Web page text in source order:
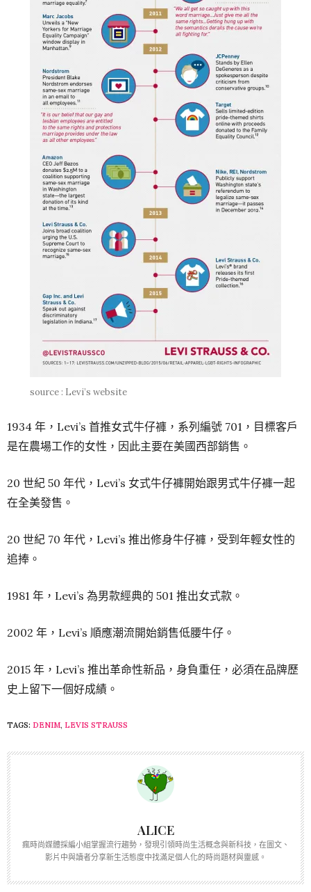
source : Levi’s website
1934 年，Levi’s 首推女式牛仔褲，系列編號 701，目標客戶
是在農場工作的女性，因此主要在美國西部銷售。
20 世紀 50 年代，Levi’s 女式牛仔褲開始跟男式牛仔褲一起
在全美發售。
20 世紀 70 年代，Levi’s 推出修身牛仔褲，受到年輕女性的
追捧。
1981 年，Levi’s 為男款經典的 501 推出女式款。
2002 年，Levi’s 順應潮流開始銷售低腰牛仔。
2015 年，Levi’s 推出革命性新品，身負重任，必須在品牌歷
史上留下一個好成績。
TAGS: DENIM, LEVIS STRAUSS
ALICE
瘋時尚媒體採編小組掌握流行趨勢，發現引領時尚生活概念與新科技，在圖文、
影片中與讀者分享新生活態度中找滿足個人化的時尚題材與靈感。